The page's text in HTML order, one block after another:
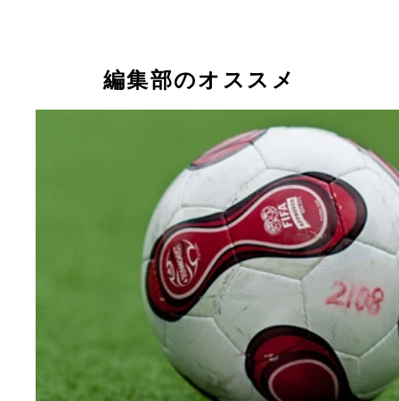
写真ブレブレだけど（苦笑）、取材エリアを通る
４６億円のテベス（上海申花）。筆者が必死に声
天津健権のベルギー代表ＭＦヴィツェル。中国リ
編集部のオススメ